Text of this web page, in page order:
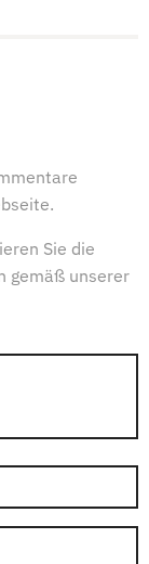
Sie die
gemäß unserer